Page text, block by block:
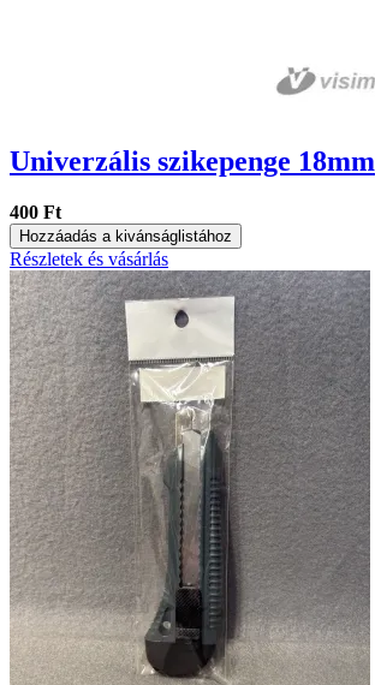
Univerzális szikepenge 18mm
400 Ft
Hozzáadás a kivánságlistához
Részletek és vásárlás